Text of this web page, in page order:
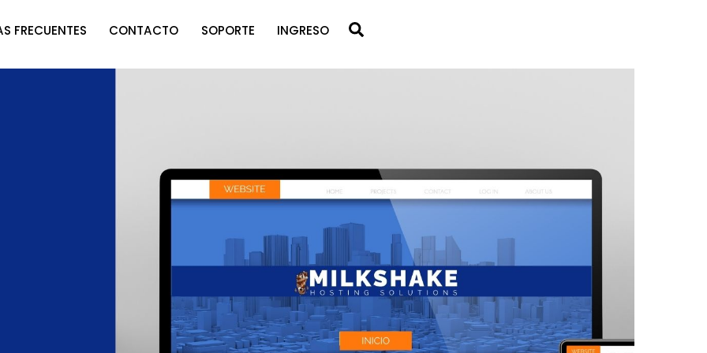
FRECUENTES CONTACTO SOPORTE INGRESO